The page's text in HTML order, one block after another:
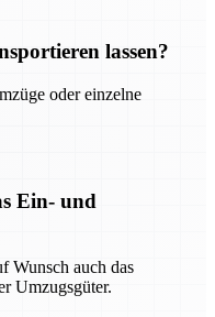
lassen?
oder einzelne
Ein- und
Wunsch auch das
Umzugsgüter.